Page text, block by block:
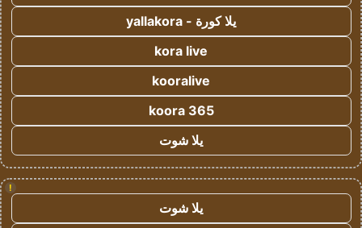
يلا كورة - yallakora
kora live
kooralive
koora 365
يلا شوت
!
يلا شوت